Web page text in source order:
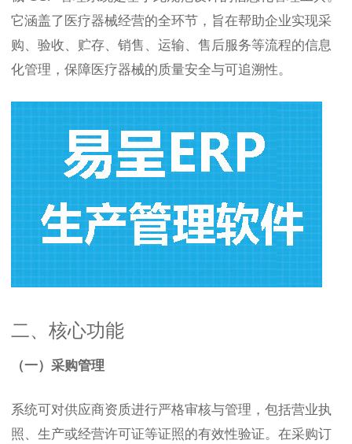
它涵盖了医疗器械经营的全环节，旨在帮助企业实现采
购、验收、贮存、销售、运输、售后服务等流程的信息
化管理，保障医疗器械的质量安全与可追溯性。
二、核心功能
（一）采购管理
系统可对供应商资质进行严格审核与管理，包括营业执
照、生产或经营许可证等证照的有效性验证。在采购订